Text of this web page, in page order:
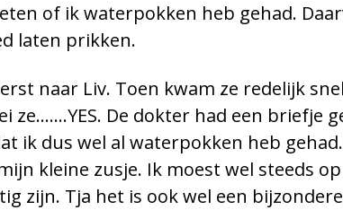
of ik waterpokken heb gehad.
laten prikken.
naar Liv. Toen kwam ze redelijk
ze…….YES. De dokter had een briefje
ik dus wel al waterpokken heb
kleine zusje. Ik moest wel steeds
zijn. Tja het is ook wel een